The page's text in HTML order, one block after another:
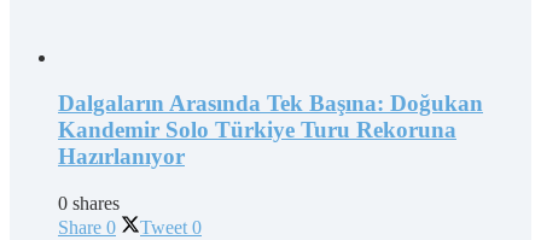
Dalgaların Arasında Tek Başına: Doğukan
Kandemir Solo Türkiye Turu Rekoruna
Hazırlanıyor
0 shares
Share 0 Tweet 0